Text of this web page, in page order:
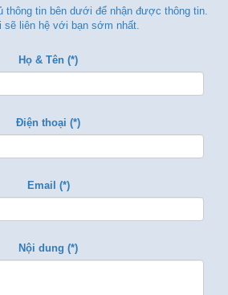
thông tin bên dưới để nhận được thông tin.
sẽ liên hệ với bạn sớm nhất.
Họ & Tên (*)
Điện thoại (*)
Email (*)
Nội dung (*)